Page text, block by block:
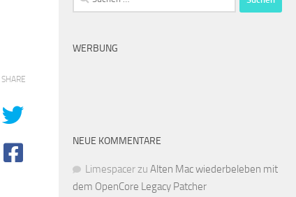
SHARE
nach:
WERBUNG
NEUE KOMMENTARE
Limespacerzu Alten Mac wiederbeleben mit
dem OpenCore Legacy Patcher